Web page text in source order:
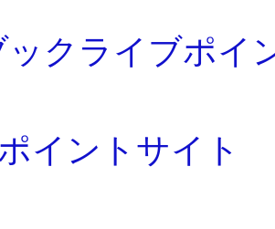
ックライブポイ
イントサイト